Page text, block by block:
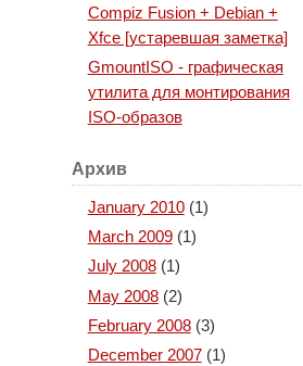
Compiz Fusion + Debian +
Xfce [устаревшая заметка]
GmountISO - графическая
утилита для монтирования
ISO-образов
Архив
January 2010(1)
March 2009(1)
July 2008(1)
May 2008(2)
February 2008(3)
December 2007(1)